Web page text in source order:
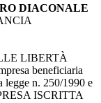
DIACONALE
LIBERTÀ
beneficiaria
legge n. 250/1990 e
ISCRITTA